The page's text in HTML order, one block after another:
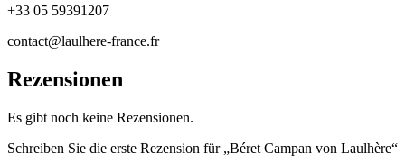
+33 05 59391207
contact@laulhere-france.fr
Rezensionen
Es gibt noch keine Rezensionen.
Schreiben Sie die erste Rezension für „Béret Campan von Laulhère“